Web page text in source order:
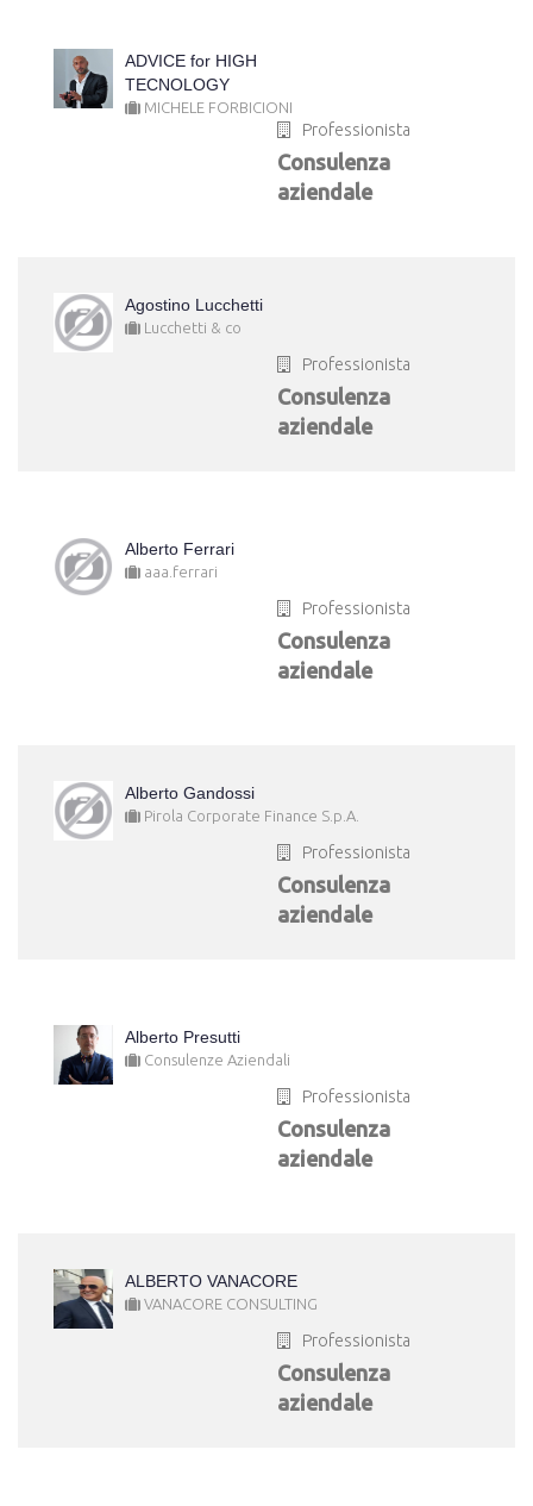
ADVICE for HIGH
TECNOLOGY
MICHELE FORBICIONI
Professionista
Consulenza
aziendale
Agostino Lucchetti
Lucchetti & co
Professionista
Consulenza
aziendale
Alberto Ferrari
aaa.ferrari
Professionista
Consulenza
aziendale
Alberto Gandossi
Pirola Corporate Finance S.p.A.
Professionista
Consulenza
aziendale
Alberto Presutti
Consulenze Aziendali
Professionista
Consulenza
aziendale
ALBERTO VANACORE
VANACORE CONSULTING
Professionista
Consulenza
aziendale